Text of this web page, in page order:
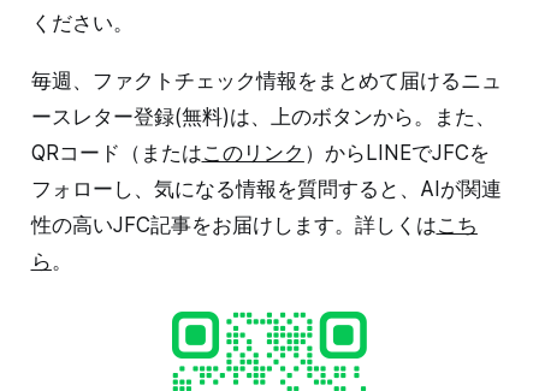
ください。
毎週、ファクトチェック情報をまとめて届けるニュ
ースレター登録(無料)は、上のボタンから。また、
QRコード（またはこのリンク ）からLINEでJFCを
フォローし、気になる情報を質問すると、AIが関連
性の高いJFC記事をお届けします。詳しくはこち
ら 。